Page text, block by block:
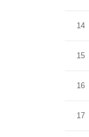
14
15
16
17